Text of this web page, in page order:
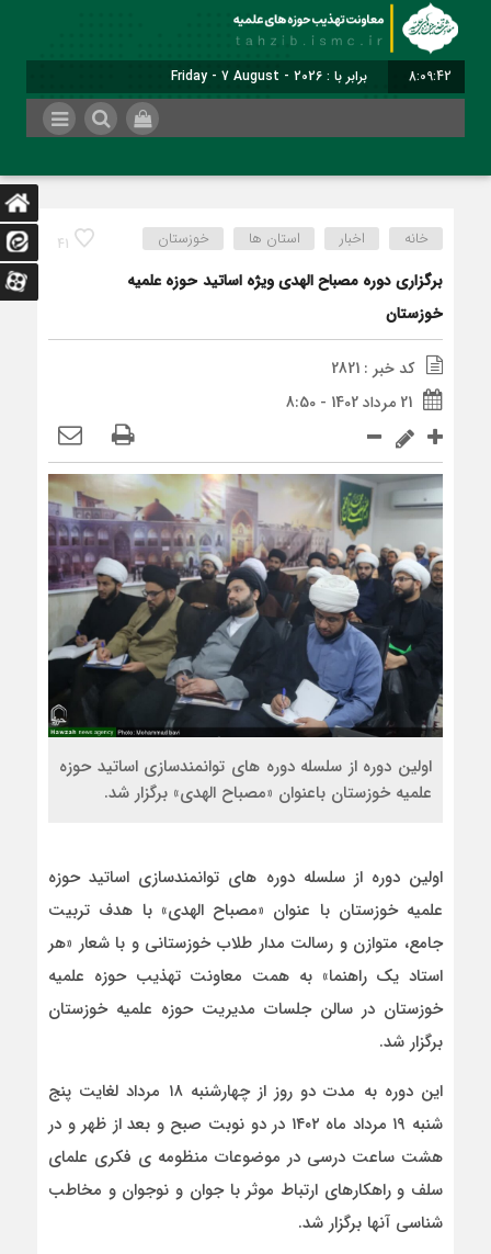
8:09:43 برابر با : Friday - 7 August - 2026
41 خانه اخبار استان ها خوزستان
برگزاری دوره مصباح الهدی ویژه اساتید حوزه علمیه
خوزستان
کد خبر : 2821
21 مرداد 1402 - 8:50
اولین دوره از سلسله دوره های توانمندسازی اساتید حوزه
علمیه خوزستان باعنوان «مصباح الهدی» برگزار شد.
اولین دوره از سلسله دوره های توانمندسازی اساتید حوزه
علمیه خوزستان با عنوان «مصباح الهدی» با هدف تربیت
جامع، متوازن و رسالت مدار طلاب خوزستانی و با شعار «هر
استاد یک راهنما» به همت معاونت تهذیب حوزه علمیه
خوزستان در سالن جلسات مدیریت حوزه علمیه خوزستان
برگزار شد.
این دوره به مدت دو روز از چهارشنبه ۱۸ مرداد لغایت پنج
شنبه ۱۹ مرداد ماه ۱۴٠۲ در دو نوبت صبح و بعد از ظهر و در
هشت ساعت درسی در موضوعات منظومه ی فکری علمای
سلف و راهکارهای ارتباط موثر با جوان و نوجوان و مخاطب
شناسی آنها برگزار شد.